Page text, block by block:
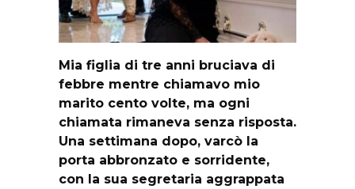
Mia figlia di tre anni bruciava di
febbre mentre chiamavo mio
marito cento volte, ma ogni
chiamata rimaneva senza risposta.
Una settimana dopo, varcò la
porta abbronzato e sorridente,
con la sua segretaria aggrappata